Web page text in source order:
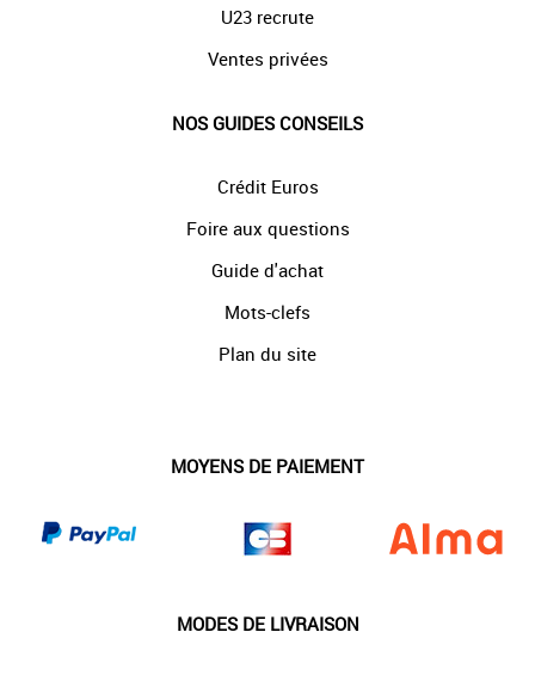
U23 recrute
Ventes privées
NOS GUIDES CONSEILS
Crédit Euros
Foire aux questions
Guide d'achat
Mots-clefs
Plan du site
MOYENS DE PAIEMENT
MODES DE LIVRAISON